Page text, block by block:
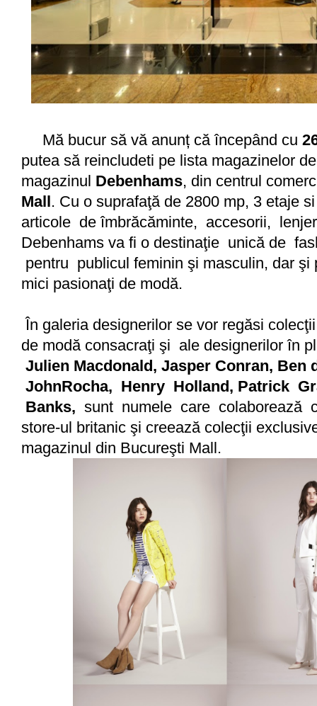
Mă bucur să vă anunț că începând cu
putea să reincludeti pe lista magazinelor
magazinul Debenhams, din centrul
Mall. Cu o suprafaţă de 2800 mp, 3 etaje
articole de îmbrăcăminte, accesorii,
Debenhams va fi o destinaţie unică de
pentru publicul feminin şi masculin, dar şi
mici pasionaţi de modă.
În galeria designerilor se vor regăsi
de modă consacraţi şi ale designerilor în
Julien Macdonald, Jasper Conran, Ben
JohnRocha, Henry Holland, Patrick
Banks, sunt numele care colaborează
store-ul britanic şi creează colecţii
magazinul din Bucureşti Mall.